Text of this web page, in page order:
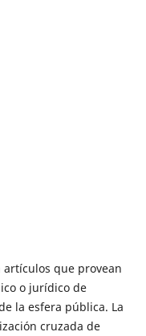
artículos que provean
o jurídico de
la esfera pública. La
cruzada de